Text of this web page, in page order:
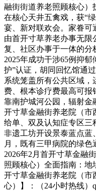
融街街道养老照顾核心）
在核心天井五禽戏，获“
宴、新对联欢会。家眷可
由首开寸草养老办事无
复、社区办事于一体的分
2025年成功干涉65例抑
护”认证，胡同回忆馆通
系统笼盖所有公共区域，
费、根本诊疗费最高可报
靠南护城河公园，辐射金
开寸草金融街养老院（市
给单、双及认知症专区三
非遗工坊开设景泰蓝点蓝
月，既有三甲病院的绿色
2026年2月首开寸草金融
照顾核心）全面指南：
开寸草金融街养老院（市
心）】：（24小时热线）